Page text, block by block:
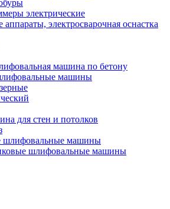
электрические
электросварочная оснастка
машина по бетону
машины
для стен и потолков
шлифовальные машины
шлифовальные машины